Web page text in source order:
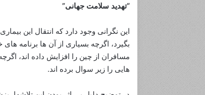
“تهدید سلامت جهانی”
این نگرانی وجود دارد که انتقال این
بگیرد، اگرچه بسیاری از آن ها برنامه
مسافران از چین را افزایش داده اند،
هایی را زیر سوال برده اند.